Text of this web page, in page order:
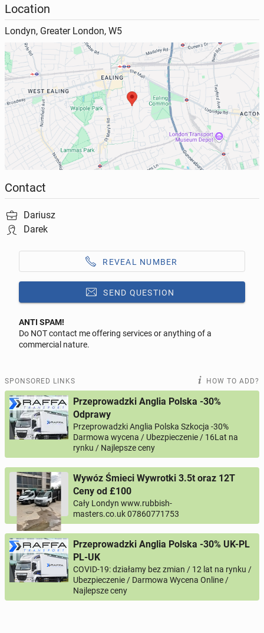
Location
Londyn, Greater London, W5
Contact
Dariusz
Darek
REVEAL NUMBER
SEND QUESTION
Reply to this ad
0 / 1000
Your name
Your email
Your phone
Phone number according to the pattern COUNTRY CODE
PHONE NUMBER
, for example: +44 7123456789 or +48 221234567
ANTI SPAM!
Do NOT contact me offering services or anything of a
commercial nature.
SPONSORED LINKS HOW TO ADD?
Przeprowadzki Anglia Polska -30%
Odprawy
Przeprowadzki Anglia Polska Szkocja -30%
Darmowa wycena / Ubezpieczenie / 16Lat na
rynku / Najlepsze ceny
Wywóz Śmieci Wywrotki 3.5t oraz 12T
Ceny od £100
Cały Londyn www.rubbish-
masters.co.uk 07860771753
Przeprowadzki Anglia Polska -30% UK-PL
PL-UK
COVID-19: działamy bez zmian / 12 lat na rynku /
Ubezpieczenie / Darmowa Wycena Online /
Najlepsze ceny